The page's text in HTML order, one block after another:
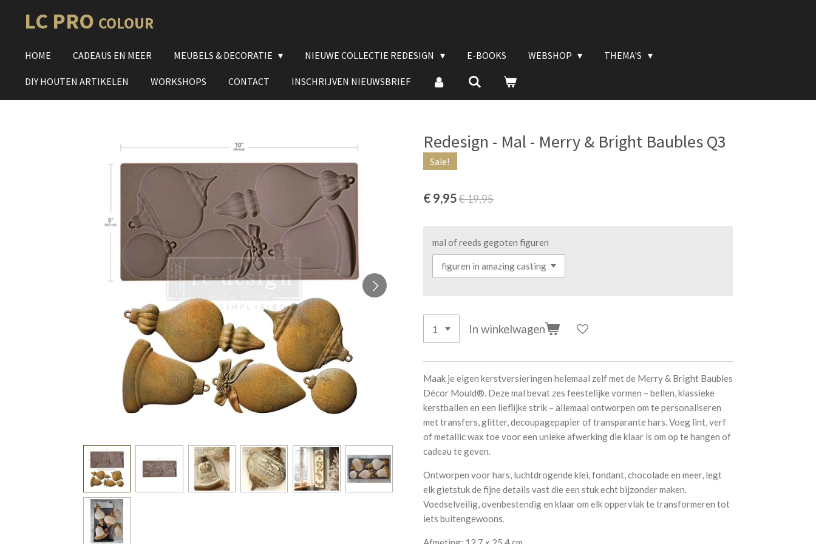
directLC PRO COLOUR
HOME CADEAUS EN MEER MEUBELS & DECORATIE NIEUWE COLLECTIE REDESIGN E-BOOKS WEBSHOP THEMA'S
DIY HOUTEN ARTIKELEN WORKSHOPS CONTACT INSCHRIJVEN NIEUWSBRIEF
Redesign - Mal - Merry & Bright Baubles Q3
Sale!
€ 9,95€ 19,95
mal of reeds gegoten figuren
In winkelwagen
Maak je eigen kerstversieringen helemaal zelf met de Merry & Bright Baubles
Décor Mould®. Deze mal bevat zes feestelijke vormen – bellen, klassieke
kerstballen en een lieflijke strik – allemaal ontworpen om te personaliseren
met transfers, glitter, decoupagepapier of transparante hars. Voeg lint, verf
of metallic wax toe voor een unieke afwerking die klaar is om op te hangen of
cadeau te geven.
Ontworpen voor hars, luchtdrogende klei, fondant, chocolade en meer, legt
elk gietstuk de fijne details vast die een stuk echt bijzonder maken.
Voedselveilig, ovenbestendig en klaar om elk oppervlak te transformeren tot
iets buitengewoons.